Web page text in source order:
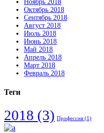
Ноябрь 2018
Октябрь 2018
Сентябрь 2018
Август 2018
Июль 2018
Июнь 2018
Май 2018
Апрель 2018
Март 2018
Февраль 2018
Теги
2018 (3) Профессия (1)